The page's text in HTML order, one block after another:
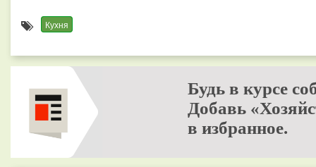
Кухня
Будь в курсе
Добавь
в избранное.